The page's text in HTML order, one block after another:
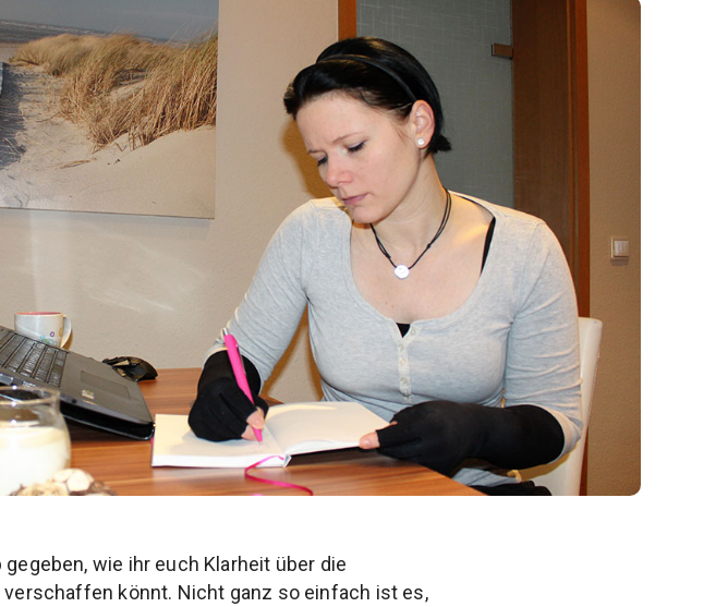
wie ihr euch Klarheit über die
könnt. Nicht ganz so einfach ist es,